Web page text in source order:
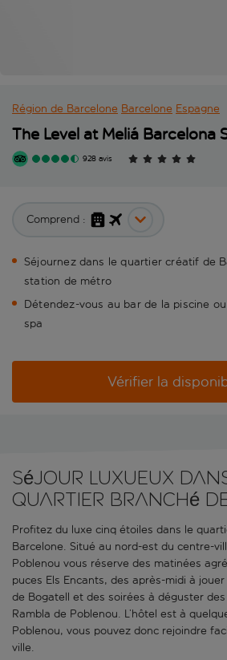
Région de Barcelone Barcelone Espagne
The Level at Meliá Barcelona
928 avis
Comprend :
Séjournez dans le quartier créatif de
station de métro
Détendez-vous au bar de la piscine
spa
Vérifier la
Séjour luxueux
quartier branché
Profitez du luxe cinq étoiles dans le
Barcelone. Situé au nord-est du centre-
Poblenou vous réserve des matinées
puces Els Encants, des après-midi à
de Bogatell et des soirées à déguster
Rambla de Poblenou. L’hôtel est à
Poblenou, vous pouvez donc rejoindre
ville.